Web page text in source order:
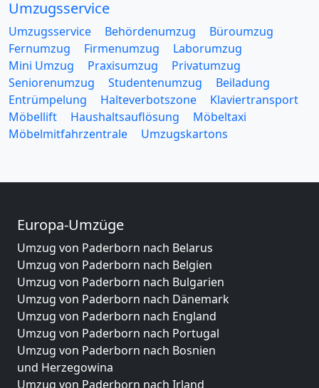
Umzugsservice
Umzugsservice Behördenumzug
Büroumzug
Fernumzug
Firmenumzug
Laborumzug
Mini Umzug
Praxisumzug
Privatumzug
Seniorenumzug
Studentenumzug
Beiladung
Entrümpelung
Halteverbotszone
Klaviertransport
Möbellift
Haushaltsauflösung
Möbeltaxi
Möbelmitfahrzentrale
Umzugskartons
Europa-Umzüge
Umzug von Paderborn nach Belarus
Umzug von Paderborn nach Belgien
Umzug von Paderborn nach Bulgarien
Umzug von Paderborn nach Dänemark
Umzug von Paderborn nach England
Umzug von Paderborn nach Portugal
Umzug von Paderborn nach Bosnien
und Herzegowina
Umzug von Paderborn nach Irland